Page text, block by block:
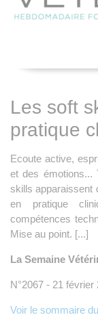
Les soft
pratique
Ecoute active,
et des émotions...
skills apparaissent
en pratique
compétences
Mise au point. [...]
La Semaine
N°2067 - 21 février
Voir le sommaire